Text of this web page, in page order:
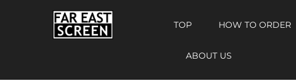
TOP HOW TO ORDER
ABOUT US